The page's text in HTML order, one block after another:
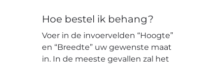
Hoe bestel ik behang?
Voer in de invoervelden “Hoogte”
en “Breedte” uw gewenste maat
in. In de meeste gevallen zal het